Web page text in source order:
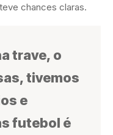
chances claras.
trave, o
tivemos
e
futebol é